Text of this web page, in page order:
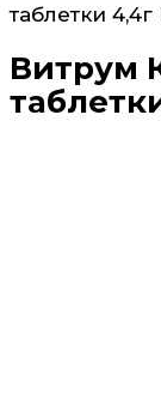
таблетки 4,4г
Витрум